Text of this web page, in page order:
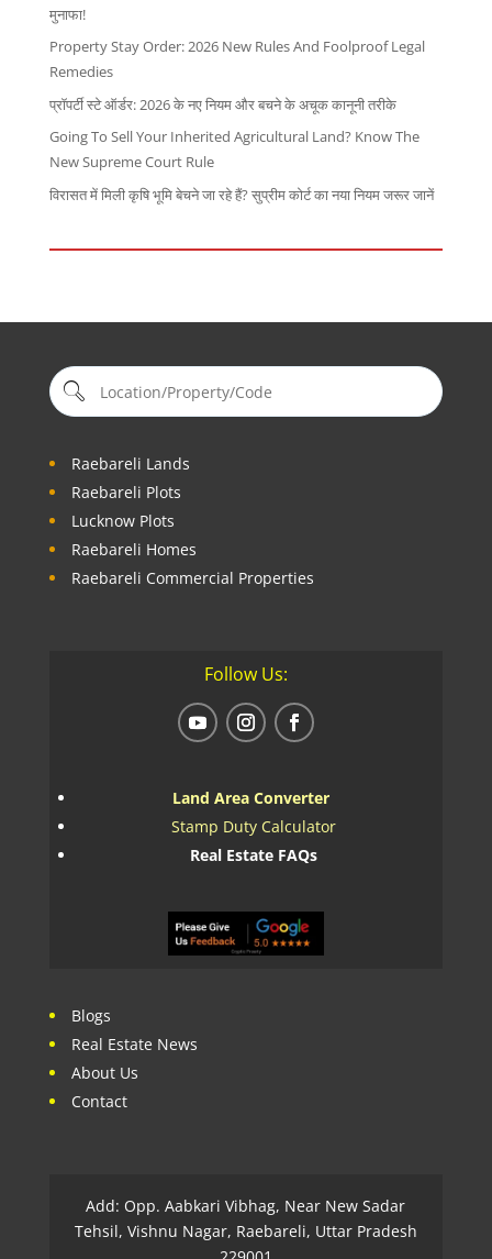
मुनाफा!
Property Stay Order: 2026 New Rules And Foolproof Legal
Remedies
प्रॉपर्टी स्टे ऑर्डर: 2026 के नए नियम और बचने के अचूक कानूनी तरीके
Going To Sell Your Inherited Agricultural Land? Know The
New Supreme Court Rule
विरासत में मिली कृषि भूमि बेचने जा रहे हैं? सुप्रीम कोर्ट का नया नियम जरूर जानें
Raebareli Lands
Raebareli Plots
Lucknow Plots
Raebareli Homes
Raebareli Commercial Properties
Follow Us:
Land Area Converter
Stamp Duty Calculator
Real Estate FAQs
Blogs
Real Estate News
About Us
Contact
Add: Opp. Aabkari Vibhag, Near New Sadar
Tehsil, Vishnu Nagar, Raebareli, Uttar Pradesh